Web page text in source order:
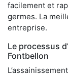
facilement et
germes. La
entreprise.
Le processus
Fontbellon